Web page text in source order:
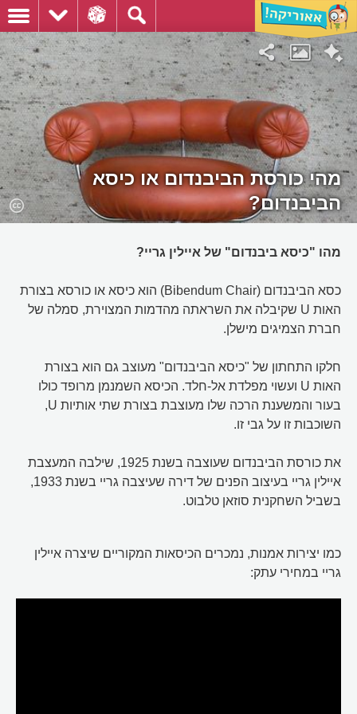
מהי כורסת הביבנדום או כיסא
הביבנדום?
מהו "כיסא ביבנדום" של איילין גריי?
כסא הביבנדום (Bibendum Chair) הוא כיסא או כורסא בצורת
האות U שקיבלה את השראתה מהדמות המצוירת, סמלה של
חברת הצמיגים מישלן.
חלקו התחתון של "כיסא הביבנדום" מעוצב גם הוא בצורת
האות U ועשוי מפלדת אל-חלד. הכיסא השמנמן מרופד כולו
בעור והמשענת הרכה שלו מעוצבת בצורת שתי אותיות U,
השוכבות זו על גבי זו.
את כורסת הביבנדום שעוצבה בשנת 1925, שילבה המעצבת
איילין גריי בעיצוב הפנים של דירה שעיצבה גריי בשנת 1933,
בשביל השחקנית סוזאן טלבוט.
כמו יצירות אמנות, נמכרים הכיסאות המקוריים שיצרה איילין
גריי במחירי עתק: